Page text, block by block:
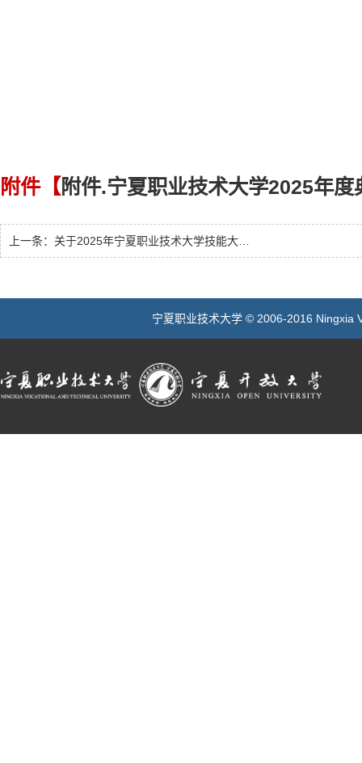
附件【附件.宁夏职业技术大学2025年
上一条： 关于2025年宁夏职业技术大学技能大赛获奖人员名单和优秀组织奖的公示
宁夏职业技术大学 © 2006-2016 Ningxia